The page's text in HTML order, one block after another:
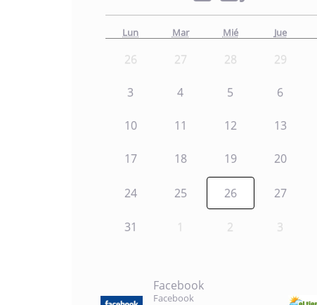
Lun Mar Mié Jue
26 27 28 29
3 4 5 6
10 11 12 13
17 18 19 20
24 25 26 27
31 1 2 3
Facebook
Facebook